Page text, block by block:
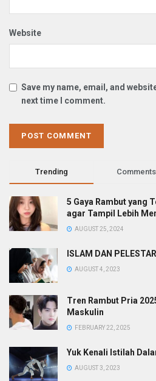
Website
Save my name, email, and
next time I comment.
Trending Comments
5 Gaya Rambut yang
agar Tampil Lebih
AUGUST 25, 2024
ISLAM DAN
AUGUST 4, 2023
Tren Rambut Pria
Maskulin
FEBRUARY 22, 2025
Yuk Kenali Istilah
AUGUST 3, 2023